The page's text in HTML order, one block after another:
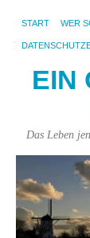
START WER
EIN
Das Leben